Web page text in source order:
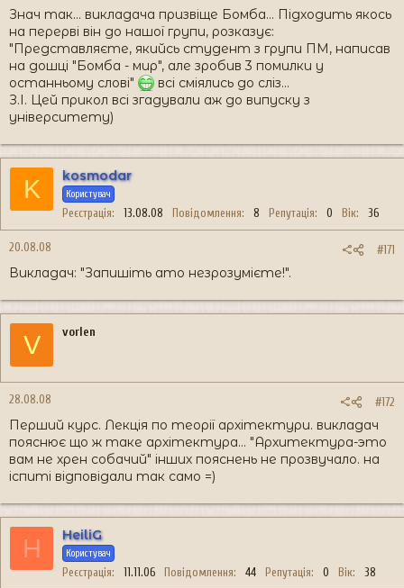
Знач так... викладача призвіще Бомба... Підходить якось
на перерві він до нашої групи, розказує:
"Представляєте, якийсь студент з групи ПМ, написав
на дошці "Бомба - мир", але зробив 3 помилки у
останньому слові"
всі сміялись до сліз...
З.І. Цей прикол всі згадували аж до випуску з
університету)
K kosmodar
Користувач
Реєстрація 13.08.08 Повідомлення 8 Репутація 0 Вік 36
20.08.08 #171
Викладач: "Запишіть ато незрозумієте!".
V vorlen
28.08.08 #172
Перший курс. Лекція по теорії архітектури. викладач
пояснює що ж таке архітектура... "Архитектура-это
вам не хрен собачий" інших пояснень не прозвучало. на
іспиті відповідали так само =)
H HeiliG
Користувач
Реєстрація 11.11.06 Повідомлення 44 Репутація 0 Вік 38